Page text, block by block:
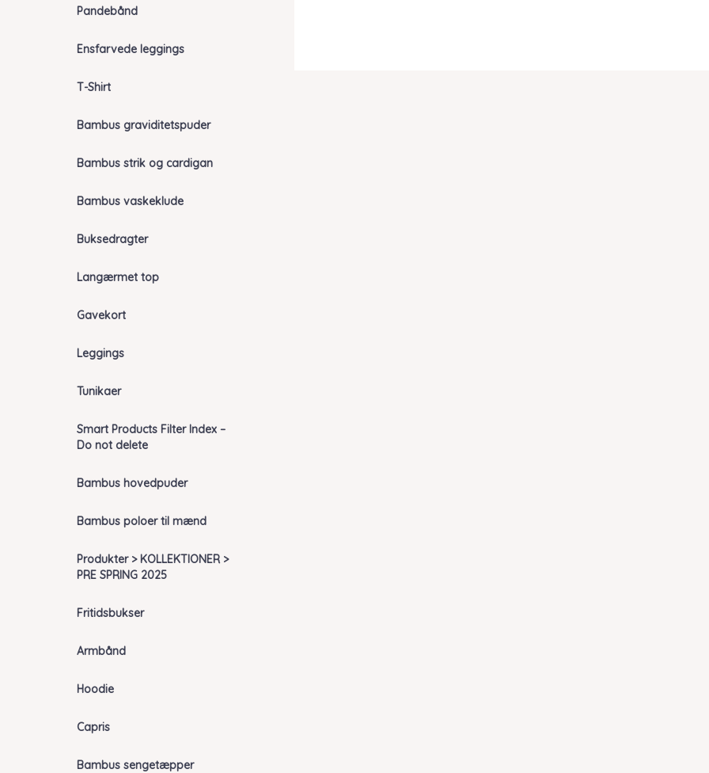
Pandebånd
Ensfarvede leggings
T-Shirt
Bambus graviditetspuder
Bambus strik og cardigan
Bambus vaskeklude
Buksedragter
Langærmet top
Gavekort
Leggings
Tunikaer
Smart Products Filter Index –
Do not delete
Bambus hovedpuder
Bambus poloer til mænd
Produkter > KOLLEKTIONER >
PRE SPRING 2025
Fritidsbukser
Armbånd
Hoodie
Capris
Bambus sengetæpper